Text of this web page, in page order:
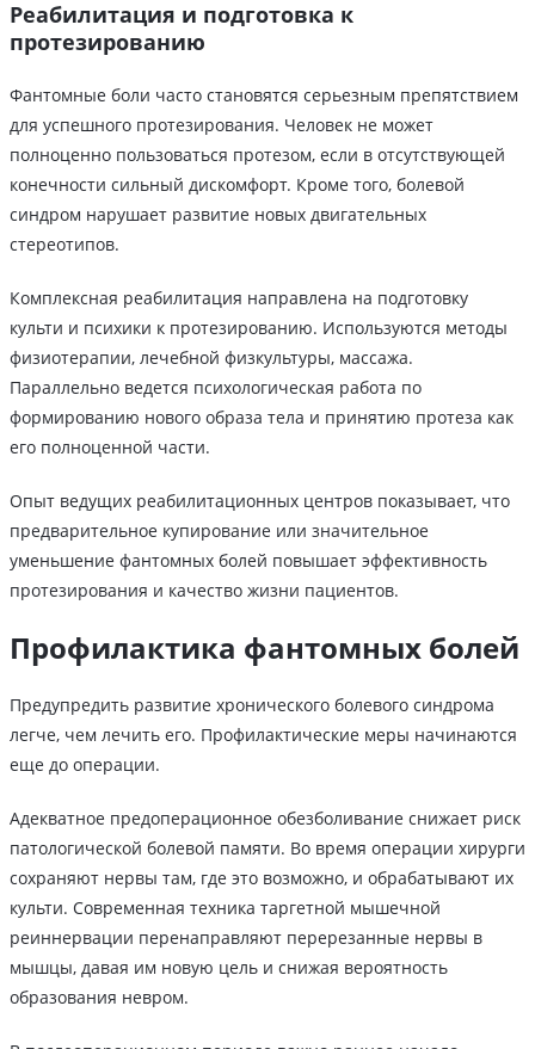
Реабилитация и подготовка к
протезированию
Фантомные боли часто становятся серьезным препятствием
для успешного протезирования. Человек не может
полноценно пользоваться протезом, если в отсутствующей
конечности сильный дискомфорт. Кроме того, болевой
синдром нарушает развитие новых двигательных
стереотипов.
Комплексная реабилитация направлена на подготовку
культи и психики к протезированию. Используются методы
физиотерапии, лечебной физкультуры, массажа.
Параллельно ведется психологическая работа по
формированию нового образа тела и принятию протеза как
его полноценной части.
Опыт ведущих реабилитационных центров показывает, что
предварительное купирование или значительное
уменьшение фантомных болей повышает эффективность
протезирования и качество жизни пациентов.
Профилактика фантомных болей
Предупредить развитие хронического болевого синдрома
легче, чем лечить его. Профилактические меры начинаются
еще до операции.
Адекватное предоперационное обезболивание снижает риск
патологической болевой памяти. Во время операции хирурги
сохраняют нервы там, где это возможно, и обрабатывают их
культи. Современная техника таргетной мышечной
реиннервации перенаправляют перерезанные нервы в
мышцы, давая им новую цель и снижая вероятность
образования невром.